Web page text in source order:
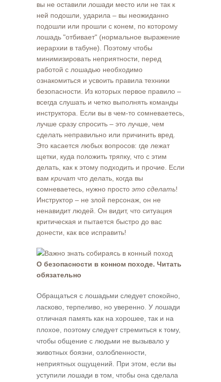
вы не оставили лошади место или не так к
ней подошли, ударила – вы неожиданно
подошли или прошли с конем, по которому
лошадь "отбивает" (нормальное выражение
иерархии в табуне). Поэтому чтобы
минимизировать неприятности, перед
работой с лошадью необходимо
ознакомиться и усвоить правила техники
безопасности. Из которых первое правило –
всегда слушать и четко выполнять команды
инструктора. Если вы в чем-то сомневаетесь,
лучше сразу спросить – это лучше, чем
сделать неправильно или причинить вред.
Это касается любых вопросов: где лежат
щетки, куда положить тряпку, что с этим
делать, как к этому подходить и прочие. Если
вам кричат что делать, когда вы
сомневаетесь, нужно просто это сделать!
Инструктор – не злой персонаж, он не
ненавидит людей. Он видит, что ситуация
критическая и пытается быстро до вас
донести, как все исправить!
О безопасности в конном походе. Читать
обязательно
Обращаться с лошадьми следует спокойно,
ласково, терпеливо, но уверенно. У лошади
отличная память как на хорошее, так и на
плохое, поэтому следует стремиться к тому,
чтобы общение с людьми не вызывало у
животных боязни, озлобленности,
неприятных ощущений. При этом, если вы
уступили лошади в том, чтобы она сделала